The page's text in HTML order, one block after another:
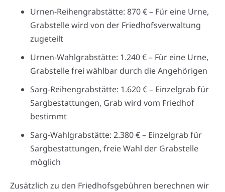
Urnen-Reihengrabstätte: 870 € – Für eine Urne,
Grabstelle wird von der Friedhofsverwaltung
zugeteilt
Urnen-Wahlgrabstätte: 1.240 € – Für eine Urne,
Grabstelle frei wählbar durch die Angehörigen
Sarg-Reihengrabstätte: 1.620 € – Einzelgrab für
Sargbestattungen, Grab wird vom Friedhof
bestimmt
Sarg-Wahlgrabstätte: 2.380 € – Einzelgrab für
Sargbestattungen, freie Wahl der Grabstelle
möglich
Zusätzlich zu den Friedhofsgebühren berechnen wir